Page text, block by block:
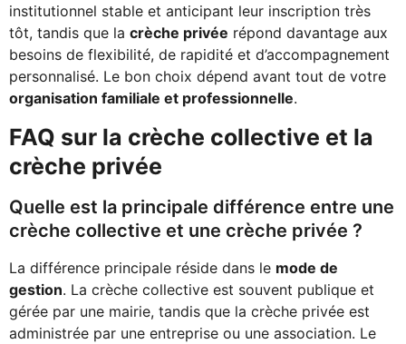
institutionnel stable et anticipant leur inscription très
tôt, tandis que la crèche privée répond davantage aux
besoins de flexibilité, de rapidité et d’accompagnement
personnalisé. Le bon choix dépend avant tout de votre
organisation familiale et professionnelle.
FAQ sur la crèche collective et la
crèche privée
Quelle est la principale différence entre une
crèche collective et une crèche privée ?
La différence principale réside dans le mode de
gestion. La crèche collective est souvent publique et
gérée par une mairie, tandis que la crèche privée est
administrée par une entreprise ou une association. Le